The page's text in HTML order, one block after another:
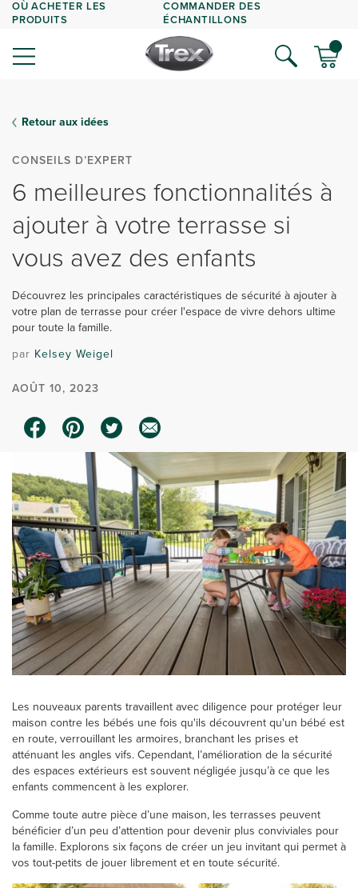
OÙ ACHETER LES
PRODUITS
COMMANDER DES
ÉCHANTILLONS
Retour aux idées
CONSEILS D’EXPERT
6 meilleures fonctionnalités à
ajouter à votre terrasse si
vous avez des enfants
Découvrez les principales caractéristiques de sécurité à ajouter à
votre plan de terrasse pour créer l'espace de vivre dehors ultime
pour toute la famille.
par Kelsey Weigel
AOÛT 10, 2023
Les nouveaux parents travaillent avec diligence pour protéger leur
maison contre les bébés une fois qu'ils découvrent qu'un bébé est
en route, verrouillant les armoires, branchant les prises et
atténuant les angles vifs. Cependant, l’amélioration de la sécurité
des espaces extérieurs est souvent négligée jusqu’à ce que les
enfants commencent à les explorer.
Comme toute autre pièce d’une maison, les terrasses peuvent
bénéficier d’un peu d’attention pour devenir plus conviviales pour
la famille. Explorons six façons de créer un jeu invitant qui permet à
vos tout-petits de jouer librement et en toute sécurité.